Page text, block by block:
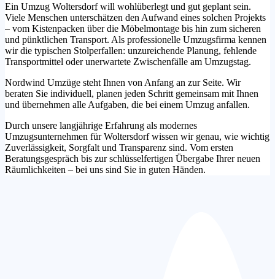
Ein Umzug Woltersdorf will wohlüberlegt und gut geplant sein.
Viele Menschen unterschätzen den Aufwand eines solchen Projekts
– vom Kistenpacken über die Möbelmontage bis hin zum sicheren
und pünktlichen Transport. Als professionelle Umzugsfirma kennen
wir die typischen Stolperfallen: unzureichende Planung, fehlende
Transportmittel oder unerwartete Zwischenfälle am Umzugstag.
Nordwind Umzüge steht Ihnen von Anfang an zur Seite. Wir
beraten Sie individuell, planen jeden Schritt gemeinsam mit Ihnen
und übernehmen alle Aufgaben, die bei einem Umzug anfallen.
Durch unsere langjährige Erfahrung als modernes
Umzugsunternehmen für Woltersdorf wissen wir genau, wie wichtig
Zuverlässigkeit, Sorgfalt und Transparenz sind. Vom ersten
Beratungsgespräch bis zur schlüsselfertigen Übergabe Ihrer neuen
Räumlichkeiten – bei uns sind Sie in guten Händen.